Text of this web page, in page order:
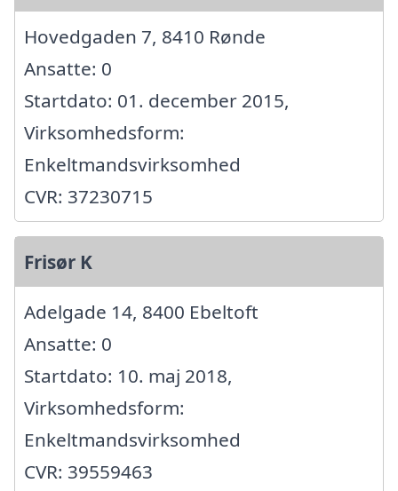
Hovedgaden 7, 8410 Rønde
Ansatte: 0
Startdato: 01. december 2015,
Virksomhedsform:
Enkeltmandsvirksomhed
CVR: 37230715
Frisør K
Adelgade 14, 8400 Ebeltoft
Ansatte: 0
Startdato: 10. maj 2018,
Virksomhedsform:
Enkeltmandsvirksomhed
CVR: 39559463